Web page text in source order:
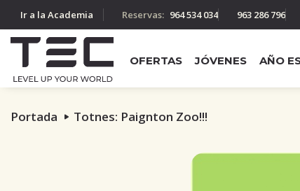
Ir a la Academia Reservas: 964 534 034 963 286 796
OFERTAS JÓVENES AÑO
Portada Totnes: Paignton Zoo!!!